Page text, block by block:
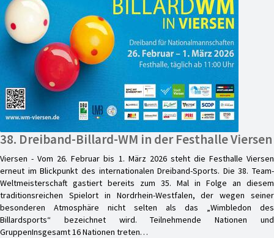
38. Dreiband-Billard-WM in der Festhalle Viersen
Viersen - Vom 26. Februar bis 1. März 2026 steht die Festhalle Viersen
erneut im Blickpunkt des internationalen Dreiband-Sports. Die 38. Team-
Weltmeisterschaft gastiert bereits zum 35. Mal in Folge an diesem
traditionsreichen Spielort in Nordrhein-Westfalen, der wegen seiner
besonderen Atmosphäre nicht selten als das „Wimbledon des
Billardsports“ bezeichnet wird. Teilnehmende Nationen und
GruppenInsgesamt 16 Nationen treten…